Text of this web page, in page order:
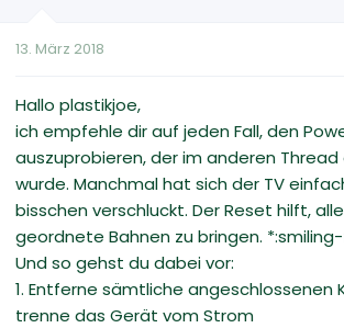
13. März 2018
Hallo plastikjoe,
ich empfehle dir auf jeden Fall, den
auszuprobieren, der im anderen
wurde. Manchmal hat sich der TV
bisschen verschluckt. Der Reset hilft,
geordnete Bahnen zu bringen.
Und so gehst du dabei vor:
1. Entferne sämtliche angeschlossenen
trenne das Gerät vom Strom